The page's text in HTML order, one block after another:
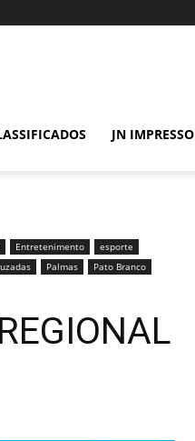
JN IMPRESSO
Entretenimento
esporte
Palmas
Pato Branco